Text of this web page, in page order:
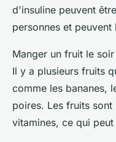
d'insuline peuvent
personnes et
Manger un fruit le
Il y a plusieurs fruits
comme les bananes,
poires. Les fruits
vitamines, ce qui